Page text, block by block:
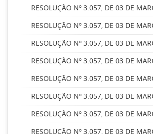
RESOLUÇÃO Nº 3.057, DE 03 DE
RESOLUÇÃO Nº 3.057, DE 03 DE
RESOLUÇÃO Nº 3.057, DE 03 DE
RESOLUÇÃO Nº 3.057, DE 03 DE
RESOLUÇÃO Nº 3.057, DE 03 DE
RESOLUÇÃO Nº 3.057, DE 03 DE
RESOLUÇÃO Nº 3.057, DE 03 DE
RESOLUÇÃO Nº 3.057, DE 03 DE